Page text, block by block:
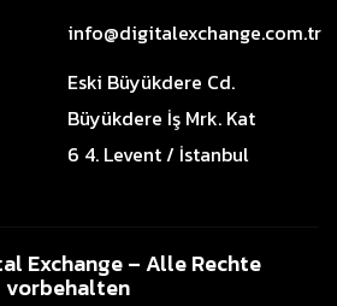
info@digitalexchange.com.tr
Eski Büyükdere Cd.
Büyükdere İş Mrk. Kat
6 4. Levent / İstanbul
Exchange – Alle Rechte
vorbehalten